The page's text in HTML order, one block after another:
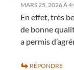
MARS 25, 2026 À
En effet, très
de bonne
a permis
RÉPONDRE